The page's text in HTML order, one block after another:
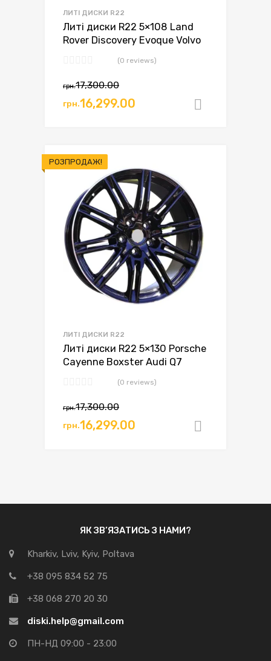
ЛИТІ ДИСКИ R22
Литі диски R22 5×108 Land
Rover Discovery Evoque Volvo
(0 reviews)
грн.17,300.00
грн.16,299.00
РОЗПРОДАЖ!
ЛИТІ ДИСКИ R22
Литі диски R22 5×130 Porsche
Cayenne Boxster Audi Q7
(0 reviews)
грн.17,300.00
грн.16,299.00
ЯК ЗВ’ЯЗАТИСЬ З НАМИ?
Kharkiv, Lviv, Kyiv, Poltava
+38 095 834 52 75
+38 068 270 20 30
diski.help@gmail.com
ПН-НД 09:00 - 23:00